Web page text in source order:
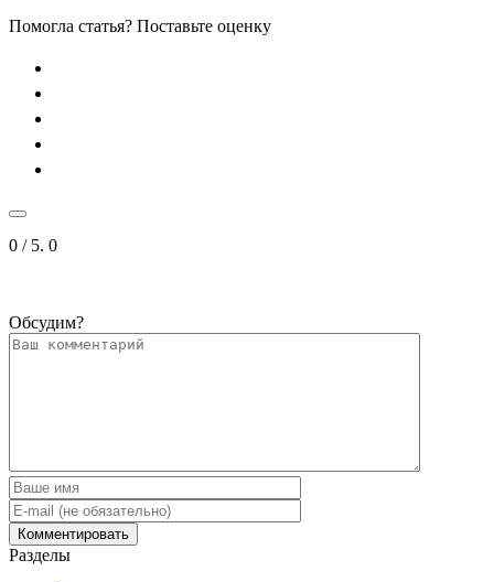
Помогла статья? Поставьте оценку
0 / 5. 0
Обсудим?
Разделы